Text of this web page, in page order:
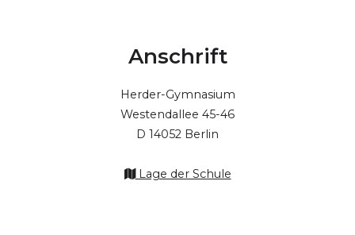
Anschrift
Herder-Gymnasium
Westendallee 45-46
D 14052 Berlin
Lage der Schule